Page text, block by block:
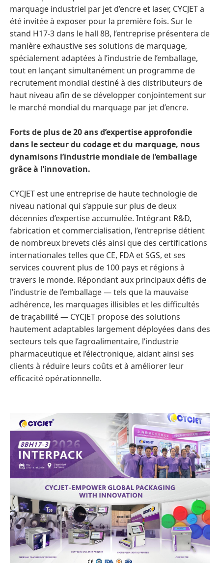
marquage industriel par jet d’encre et laser, CYCJET a
été invitée à exposer pour la première fois. Sur le
stand H17-3 dans le hall 8B, l’entreprise présentera de
manière exhaustive ses solutions de marquage,
spécialement adaptées à l’industrie de l’emballage,
tout en lançant simultanément un programme de
recrutement mondial destiné à des distributeurs de
haut niveau afin de se développer conjointement sur
le marché mondial du marquage par jet d’encre.
Forts de plus de 20 ans d’expertise approfondie
dans le secteur du codage et du marquage, nous
dynamisons l’industrie mondiale de l’emballage
grâce à l’innovation.
CYCJET est une entreprise de haute technologie de
niveau national qui s’appuie sur plus de deux
décennies d’expertise accumulée. Intégrant R&D,
fabrication et commercialisation, l’entreprise détient
de nombreux brevets clés ainsi que des certifications
internationales telles que CE, FDA et SGS, et ses
services couvrent plus de 100 pays et régions à
travers le monde. Répondant aux principaux défis de
l’industrie de l’emballage — tels que la mauvaise
adhérence, les marquages illisibles et les difficultés
de traçabilité — CYCJET propose des solutions
hautement adaptables largement déployées dans des
secteurs tels que l’agroalimentaire, l’industrie
pharmaceutique et l’électronique, aidant ainsi ses
clients à réduire leurs coûts et à améliorer leur
efficacité opérationnelle.